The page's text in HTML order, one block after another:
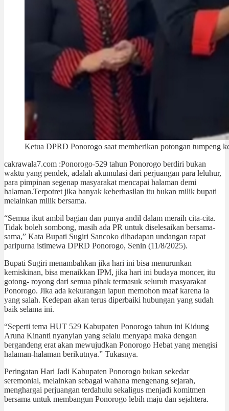
Ketua DPRD Ponorogo saat memberikan potongan tumpeng
cakrawala7.com :Ponorogo-529 tahun Ponorogo berdiri bukan
waktu yang pendek, adalah akumulasi dari perjuangan para leluhur,
para pimpinan segenap masyarakat mencapai halaman demi
halaman.Terpotret jika banyak keberhasilan itu bukan milik bupati
melainkan milik bersama.
“Semua ikut ambil bagian dan punya andil dalam meraih cita-cita.
Tidak boleh sombong, masih ada PR untuk diselesaikan bersama-
sama,” Kata Bupati Sugiri Sancoko dihadapan undangan rapat
paripurna istimewa DPRD Ponorogo, Senin (11/8/2025).
Bupati Sugiri menambahkan jika hari ini bisa menurunkan
kemiskinan, bisa menaikkan IPM, jika hari ini budaya moncer, itu
gotong- royong dari semua pihak termasuk seluruh masyarakat
Ponorogo. Jika ada kekurangan iapun memohon maaf karena ia
yang salah. Kedepan akan terus diperbaiki hubungan yang sudah
baik selama ini.
“Seperti tema HUT 529 Kabupaten Ponorogo tahun ini Kidung
Aruna Kinanti nyanyian yang selalu menyapa maka dengan
bergandeng erat akan mewujudkan Ponorogo Hebat yang mengisi
halaman-halaman berikutnya.” Tukasnya.
Peringatan Hari Jadi Kabupaten Ponorogo bukan sekedar
seremonial, melainkan sebagai wahana mengenang sejarah,
menghargai perjuangan terdahulu sekaligus menjadi komitmen
bersama untuk membangun Ponorogo lebih maju dan sejahtera.